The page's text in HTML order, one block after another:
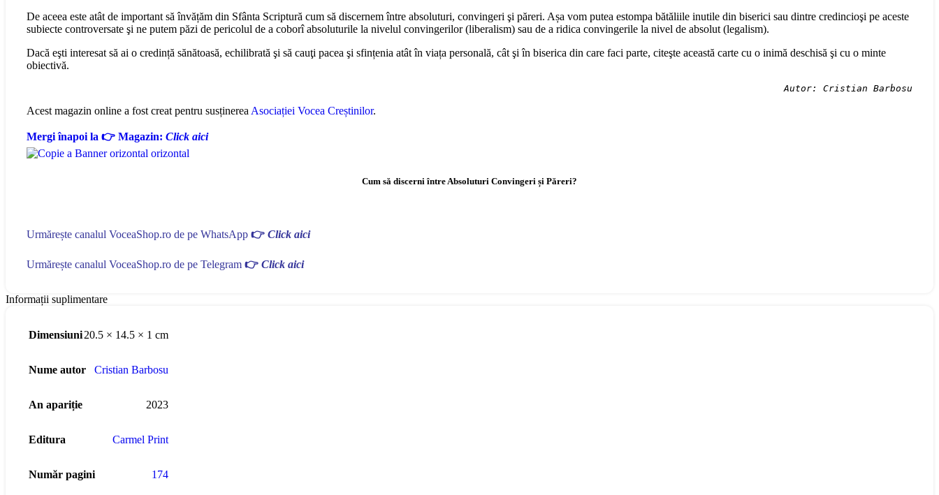
De aceea este atât de important să învățăm din Sfânta Scriptură cum să discernem între absoluturi, convingeri şi păreri. Așa vom putea estompa bătăliile inutile din biserici sau dintre credincioşi pe aceste
subiecte controversate şi ne putem păzi de pericolul de a coborî absoluturile la nivelul convingerilor (liberalism) sau de a ridica convingerile la nivel de absolut (legalism).
Dacă eşti interesat să ai o credință sănătoasă, echilibrată şi să cauţi pacea şi sfințenia atât în viața personală, cât şi în biserica din care faci parte, citeşte această carte cu o inimă deschisă şi cu o minte
obiectivă.
Autor: Cristian Barbosu
Acest magazin online a fost creat pentru susținereaAsociației Vocea Creștinilor.
Mergi înapoi la 👉 Magazin: Click aici
Cum să discerni între Absoluturi Convingeri și Păreri?
Urmărește canalul VoceaShop.ro de pe WhatsApp 👉 Click aici
Urmărește canalul VoceaShop.ro de pe Telegram 👉 Click aici
Informații suplimentare
Dimensiuni20.5 × 14.5 × 1 cm
Nume autor Cristian Barbosu
An apariție 2023
Editura Carmel Print
Număr pagini 174